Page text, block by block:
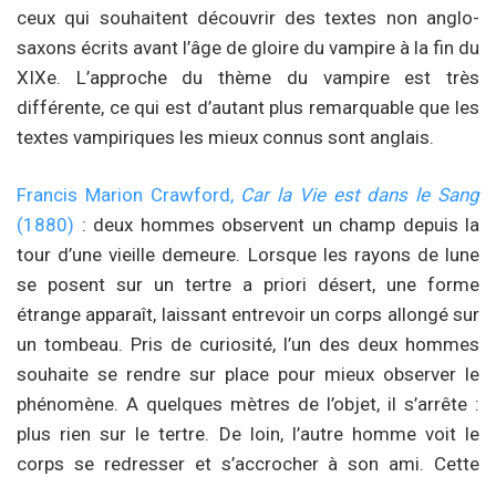
ceux qui souhaitent découvrir des textes non anglo-
saxons écrits avant l’âge de gloire du vampire à la fin du
XIXe. L’approche du thème du vampire est très
différente, ce qui est d’autant plus remarquable que les
textes vampiriques les mieux connus sont anglais.
Francis Marion Crawford, Car la Vie est dans le Sang
(1880) : deux hommes observent un champ depuis la
tour d’une vieille demeure. Lorsque les rayons de lune
se posent sur un tertre a priori désert, une forme
étrange apparaît, laissant entrevoir un corps allongé sur
un tombeau. Pris de curiosité, l’un des deux hommes
souhaite se rendre sur place pour mieux observer le
phénomène. A quelques mètres de l’objet, il s’arrête :
plus rien sur le tertre. De loin, l’autre homme voit le
corps se redresser et s’accrocher à son ami. Cette